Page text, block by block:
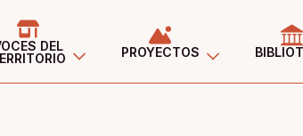
DEL
PROYECTOS